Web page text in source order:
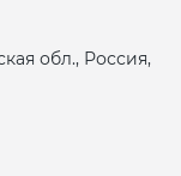
обл., Россия,